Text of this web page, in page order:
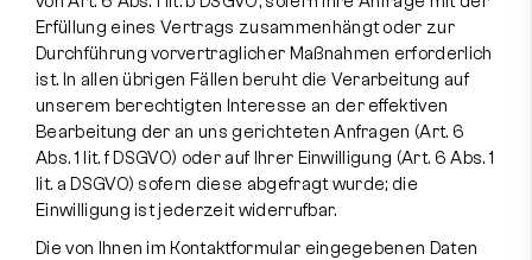
Erfüllung eines Vertrags zusammenhängt oder zur
Durchführung vorvertraglicher Maßnahmen erforderlich
ist. In allen übrigen Fällen beruht die Verarbeitung auf
unserem berechtigten Interesse an der effektiven
Bearbeitung der an uns gerichteten Anfragen (Art. 6
Abs. 1 lit. f DSGVO) oder auf Ihrer Einwilligung (Art. 6 Abs. 1
lit. a DSGVO) sofern diese abgefragt wurde; die
Einwilligung ist jederzeit widerrufbar.
Die von Ihnen im Kontaktformular eingegebenen Daten